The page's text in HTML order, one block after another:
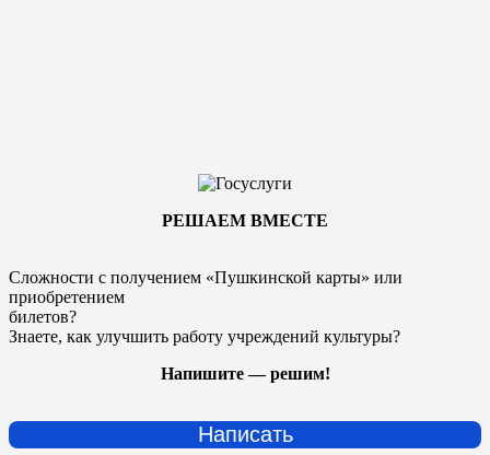
РЕШАЕМ ВМЕСТЕ
Сложности с получением «Пушкинской карты» или
приобретением
билетов?
Знаете, как улучшить работу учреждений культуры?
Напишите — решим!
Написать